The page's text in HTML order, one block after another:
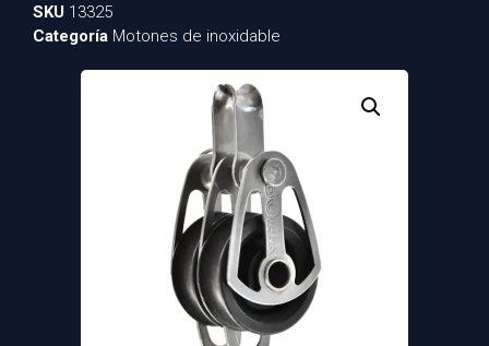
SKU 13325
Categoría Motones de inoxidable